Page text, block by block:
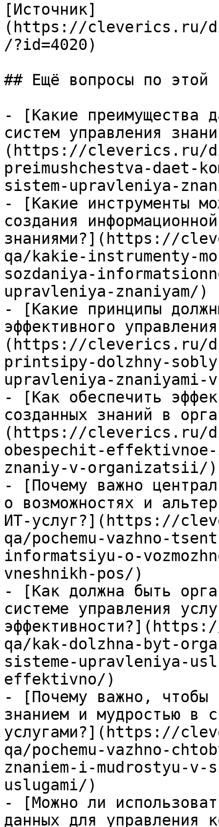
[Источник]
(https://cleverics.ru/
/?id=4020)
## Ещё вопросы по этой
- [Какие преимущества
систем управления
(https://cleverics.ru/
preimushchestva-daet-
sistem-upravleniya-
- [Какие инструменты
создания
знаниями?](https://
qa/kakie-instrumenty-
sozdaniya-
upravleniya-znaniyam/)
- [Какие принципы
эффективного
(https://cleverics.ru/
printsipy-dolzhny-
upravleniya-
- [Как обеспечить
созданных знаний в
(https://cleverics.ru/
obespechit-
znaniy-v-organizatsii/)
- [Почему важно
о возможностях и
ИТ-услуг?](https://
qa/pochemu-vazhno-
informatsiyu-o-
vneshnikh-pos/)
- [Как должна быть
системе управления
qa/kak-dolzhna-byt-
sisteme-upravleniya-
effektivno/)
- [Почему важно, чтобы
знанием и мудростью в
услугами?](https://
qa/pochemu-vazhno-
znaniem-i-mudrostyu-
uslugami/)
- [Можно ли
данных для управления